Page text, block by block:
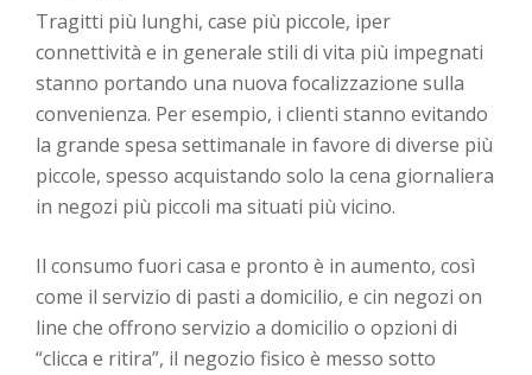
Tragitti più lunghi, case più piccole, iper
connettività e in generale stili di vita più impegnati
stanno portando una nuova focalizzazione sulla
convenienza. Per esempio, i clienti stanno evitando
la grande spesa settimanale in favore di diverse più
piccole, spesso acquistando solo la cena giornaliera
in negozi più piccoli ma situati più vicino.
Il consumo fuori casa e pronto è in aumento, così
come il servizio di pasti a domicilio, e cin negozi on
line che offrono servizio a domicilio o opzioni di
“clicca e ritira”, il negozio fisico è messo sotto